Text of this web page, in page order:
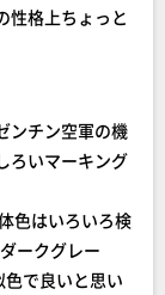
性格上ちょっと
ンチン空軍の機
ろいマーキング
色はいろいろ検
ークグレー
で良いと思い